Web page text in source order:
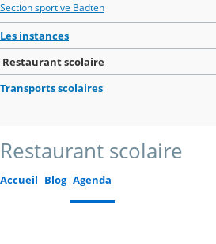
Section sportive Badten
Les instances
Restaurant scolaire
Transports scolaires
Restaurant scolaire
Accueil Blog Agenda